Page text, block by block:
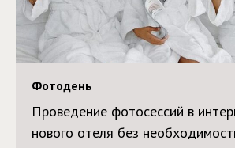
Фотодень
Проведение фотосессий в
нового отеля без